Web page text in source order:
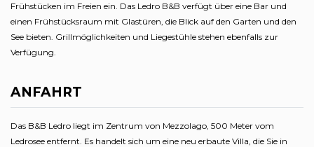
Frühstücken im Freien ein. Das Ledro B&B verfügt über eine Bar und
einen Frühstücksraum mit Glastüren, die Blick auf den Garten und den
See bieten. Grillmöglichkeiten und Liegestühle stehen ebenfalls zur
Verfügung.
ANFAHRT
Das B&B Ledro liegt im Zentrum von Mezzolago, 500 Meter vom
Ledrosee entfernt. Es handelt sich um eine neu erbaute Villa, die Sie in